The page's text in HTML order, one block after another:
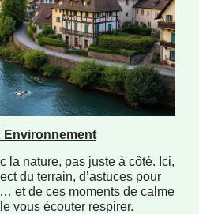
Environnement
la nature, pas juste à côté. Ici,
du terrain, d’astuces pour
et de ces moments de calme
vous écouter respirer.